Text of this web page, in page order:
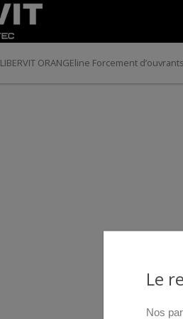
LIBERVIT ORANGEline Forcement d’ouvrants
Le
Nos